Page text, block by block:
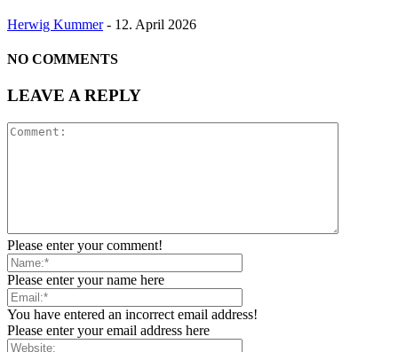
Herwig Kummer - 12. April 2026
NO COMMENTS
LEAVE A REPLY
Please enter your comment!
Please enter your name here
You have entered an incorrect email address!
Please enter your email address here